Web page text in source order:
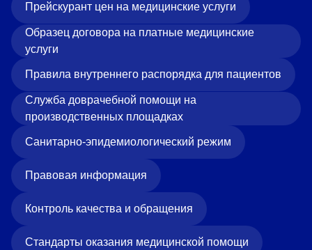
Прейскурант цен на медицинские услуги
Образец договора на платные медицинские
услуги
Правила внутреннего распорядка для пациентов
Служба доврачебной помощи на
производственных площадках
Санитарно-эпидемиологический режим
Правовая информация
Контроль качества и обращения
Стандарты оказания медицинской помощи